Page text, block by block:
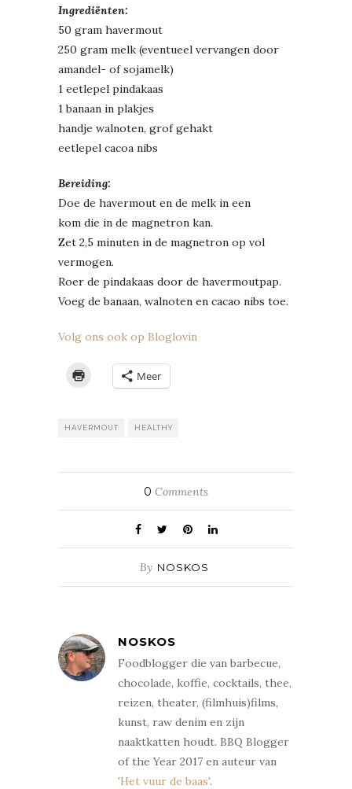
Ingrediënten:
50 gram havermout
250 gram melk (eventueel vervangen door
amandel- of sojamelk)
1 eetlepel pindakaas
1 banaan in plakjes
handje walnoten, grof gehakt
eetlepel cacoa nibs
Bereiding:
Doe de havermout en de melk in een
kom die in de magnetron kan.
Zet 2,5 minuten in de magnetron op vol
vermogen.
Roer de pindakaas door de havermoutpap.
Voeg de banaan, walnoten en cacao nibs toe.
Volg ons ook op Bloglovin
Meer
HAVERMOUT HEALTHY
0 Comments
By NOSKOS
NOSKOS
Foodblogger die van barbecue,
chocolade, koffie, cocktails, thee,
reizen, theater, (filmhuis)films,
kunst, raw denim en zijn
naaktkatten houdt. BBQ Blogger
of the Year 2017 en auteur van
'Het vuur de baas'.